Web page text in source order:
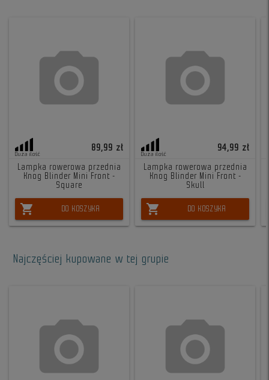
Duża ilość
89,99 zł
Lampka rowerowa przednia
Knog Blinder Mini Front -
Square
shopping_cart DO KOSZYKA
Duża ilość
94,99 zł
Lampka rowerowa przednia
Knog Blinder Mini Front -
Skull
shopping_cart DO KOSZYKA
Najczęściej kupowane w tej grupie